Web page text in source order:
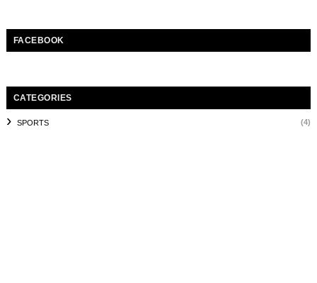
FACEBOOK
CATEGORIES
SPORTS (4)